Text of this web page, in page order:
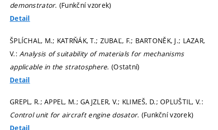
demonstrator. (Funkční vzorek)
Detail
ŠPLÍCHAL, M.; KATRŇÁK, T.; ZUBAĽ, F.; BARTONĚK, J.; LAZAR,
V.:Analysis of suitability of materials for mechanisms
applicable in the stratosphere. (Ostatní)
Detail
GREPL, R.; APPEL, M.; GAJZLER, V.; KLIMEŠ, D.; OPLUŠTIL, V.:
Control unit for aircraft engine dosator. (Funkční vzorek)
Detail